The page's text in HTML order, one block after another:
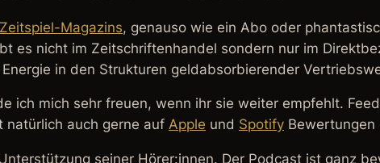
Zeitspiel-Magazins, genauso wie ein Abo oder
es nicht im Zeitschriftenhandel sondern nur im
in den Strukturen geldabsorbierender
ich mich sehr freuen, wenn ihr sie weiter empfehlt.
auch gerne auf Apple und Spotify Bewertungen
seiner Hörer:innen. Der Podcast ist ganz